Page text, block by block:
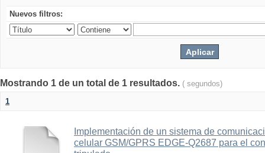
Nuevos filtros:
Mostrando 1 de un total de 1 resultados. ( segundos)
1
Implementación de un sistema de
celular GSM/GPRS EDGE-Q2687 para el